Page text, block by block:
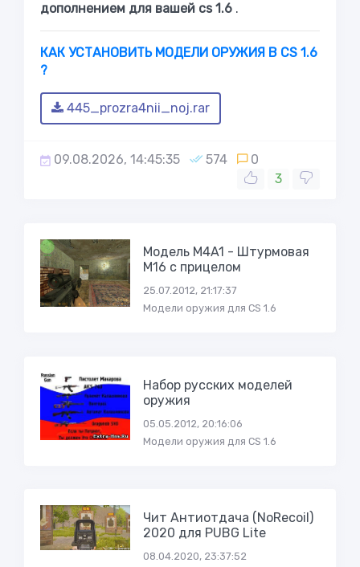
дополнением для вашей cs 1.6 .
КАК УСТАНОВИТЬ МОДЕЛИ ОРУЖИЯ В CS 1.6
?
445_prozra4nii_noj.rar
09.08.2026, 14:45:35 574
0
3
Модель M4A1 - Штурмовая
M16 с прицелом
25.07.2012, 21:17:37
Модели оружия для CS 1.6
Набор русских моделей
оружия
05.05.2012, 20:16:06
Модели оружия для CS 1.6
Чит Антиотдача (NoRecoil)
2020 для PUBG Lite
08.04.2020, 23:37:52